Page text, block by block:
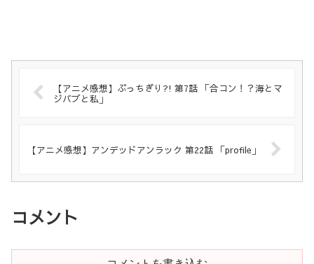
【アニメ感想】ぶっちぎり?! 第7話 「合コン！？海とマ
ジバブと私」
【アニメ感想】アンデッドアンラック 第22話 「profile」
コメント